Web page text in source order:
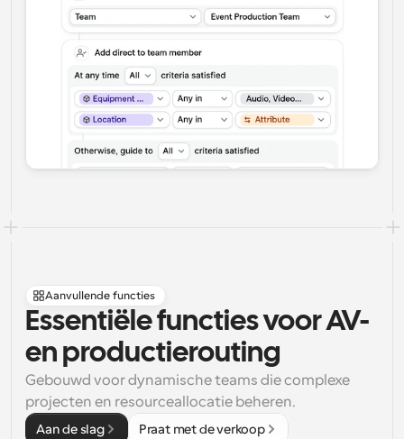
Aanvullende functies
Essentiële functies voor AV-
en productierouting
Gebouwd voor dynamische teams die complexe
projecten en resourceallocatie beheren.
Aan de slag Praat met de verkoop